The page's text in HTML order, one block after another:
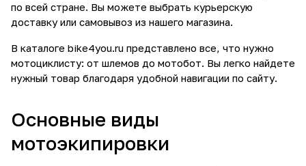
по всей стране. Вы можете выбрать курьерскую
доставку или самовывоз из нашего магазина.
В каталоге bike4you.ru представлено все, что нужно
мотоциклисту: от шлемов до мотобот. Вы легко найдете
нужный товар благодаря удобной навигации по сайту.
Основные виды
мотоэкипировки